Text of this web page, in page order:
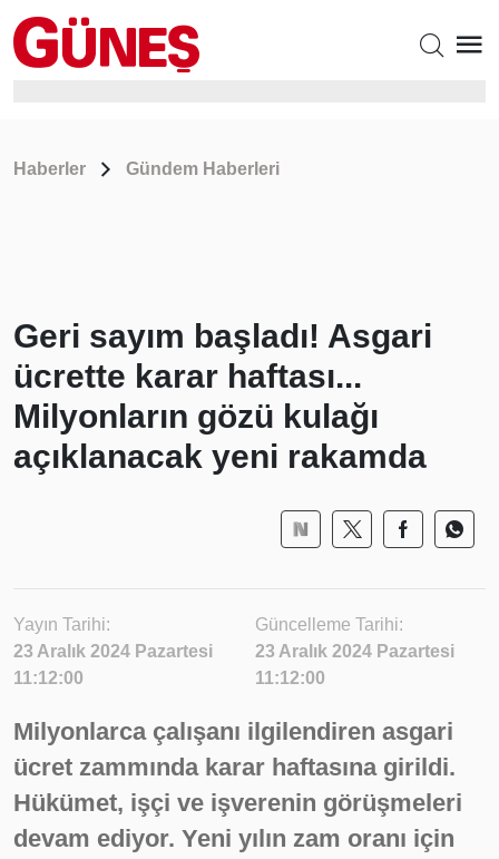
Haberler Gündem Haberleri
Geri sayım başladı! Asgari
ücrette karar haftası...
Milyonların gözü kulağı
açıklanacak yeni rakamda
Yayın Tarihi:
23 Aralık 2024 Pazartesi
11:12:00
Güncelleme Tarihi:
23 Aralık 2024 Pazartesi
11:12:00
Milyonlarca çalışanı ilgilendiren asgari
ücret zammında karar haftasına girildi.
Hükümet, işçi ve işverenin görüşmeleri
devam ediyor. Yeni yılın zam oranı için